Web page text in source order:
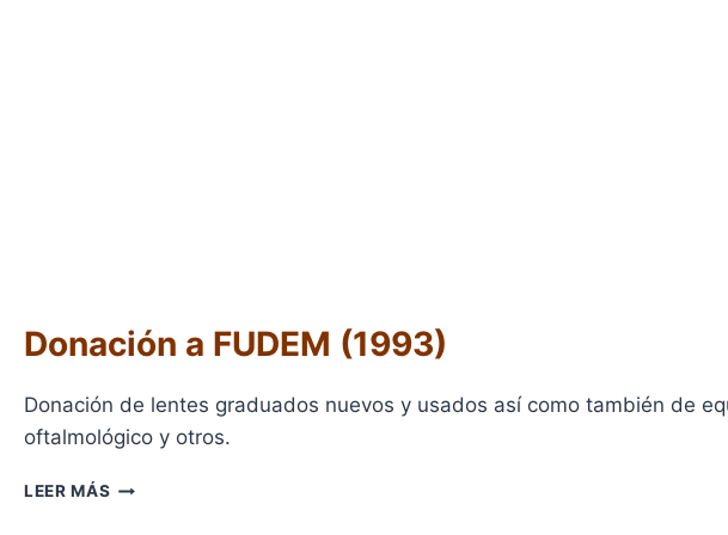
Donación a FUDEM (1993)
Donación de lentes graduados nuevos y usados así como también de
oftalmológico y otros.
LEER MÁS DONACIÓN